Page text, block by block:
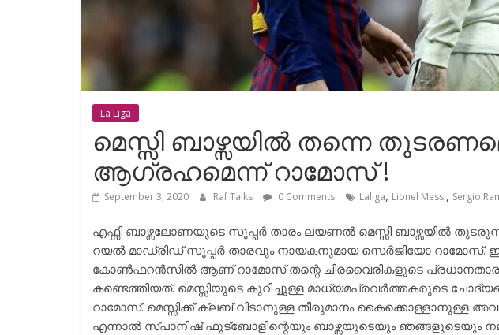
La Liga
മെസ്സി ബാഴ്സയിൽ തന്നെ
ആഗ്രഹമെന്ന് റാമോസ് !
September 3, 2020 Raf Talks 0 Comments Laliga, Lionel Messi, Sergio
എഫ്സി ബാഴ്സലോണയുടെ സൂപ്പർ താരം ലയണൽ മെസ്സി ബാഴ്സയിൽ
റയൽ മാഡ്രിഡ്‌ സൂപ്പർ താരവും നായകനുമായ സെർജിയോ റാമോസ്.
കോൺഫറൻസിൽ ആണ് റാമോസ് തന്റെ ചിരവൈരികളുടെ
കണ്ടെത്തിയത്. മെസ്സിയുടെ കുറിച്ചുള്ള മാധ്യമപ്രവർത്തകരുടെ
റാമോസ്. മെസ്സിക്ക് ക്ലബ് വിടാനുള്ള തീരുമാനം കൈക്കൊള്ളാനുള്ള
എന്നാൽ സ്പാനിഷ് ഫുട്ബോളിന്റെയും ബാഴ്സയുടെയും ഞങ്ങളുടെയും